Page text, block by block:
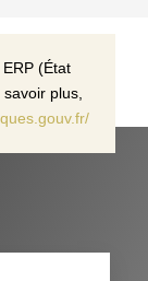
(État
plus,